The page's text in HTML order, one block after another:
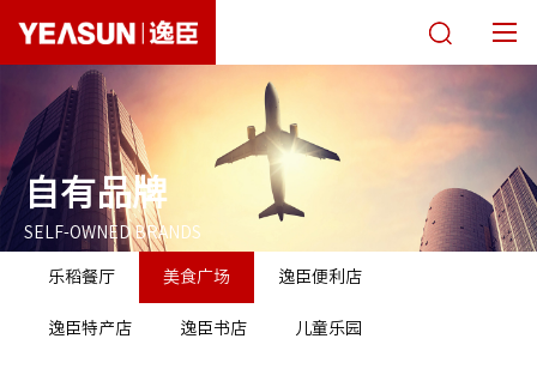
自有品牌
SELF-OWNED BRANDS
乐稻餐厅 美食广场 逸臣便利店
逸臣特产店 逸臣书店 儿童乐园
关于逸臣
唯忆面馆